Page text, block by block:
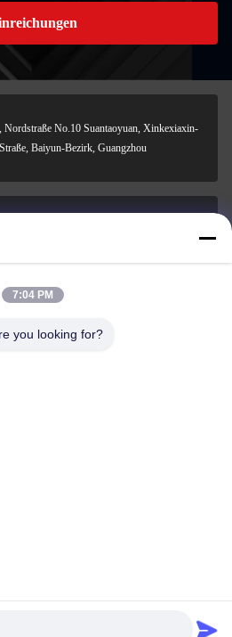
Nordstraße No.10 Suantaoyuan, Xinkexiaxin-
Baiyun-Bezirk, Guangzhou
7:04 PM
you looking for?